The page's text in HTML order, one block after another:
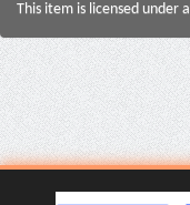
This item is licensed under a